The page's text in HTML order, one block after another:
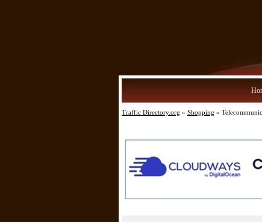
Traffic Directory.org » Shopping »